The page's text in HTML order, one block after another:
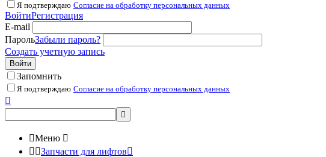
Я подтверждаю Согласие на обработку персональных данных
ВойтиРегистрация
E-mail
ПарольЗабыли пароль?
Создать учетную запись
Войти
Запомнить
Я подтверждаю Согласие на обработку персональных данных


Меню 
 Запчасти для лифтов